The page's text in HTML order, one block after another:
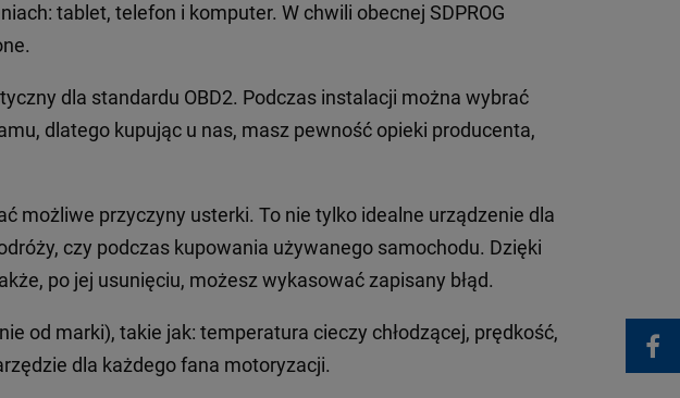
tablet, telefon i komputer. W chwili obecnej SDPROG
dla standardu OBD2. Podczas instalacji można wybrać
dlatego kupując u nas, masz pewność opieki producenta,
możliwe przyczyny usterki. To nie tylko idealne urządzenie dla
czy podczas kupowania używanego samochodu. Dzięki
po jej usunięciu, możesz wykasować zapisany błąd.
od marki), takie jak: temperatura cieczy chłodzącej, prędkość,
dla każdego fana motoryzacji.